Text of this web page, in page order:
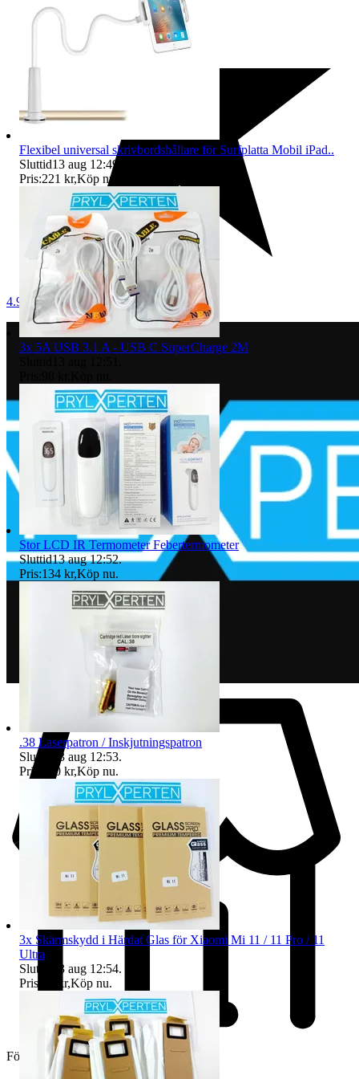
4.9
Företag
Flexibel universal skrivbordshållare för Surfplatta Mobil iPad..
Sluttid13 aug 12:49
Pris:221 kr,Köp nu
3x 5A USB 3.1 A - USB C SuperCharge 2M
Stor LCD IR Termometer Febertermometer
Sluttid13 aug 12:52.
Pris:134 kr,Köp nu.
.38 Laserpatron / Inskjutningspatron
Sluttid
13 aug 12:53.
Pris:
190 kr,Köp nu.
3x Skärmskydd i Härdat Glas för Xiaomi Mi 11 / 11 Pro / 11
Ultra
Sluttid
13 aug 12:54.
Pris:
32 kr,Köp nu.